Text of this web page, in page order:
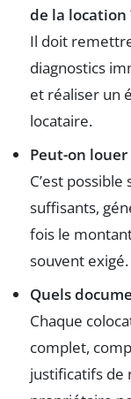
de la location
Il doit
diagnostics
et réaliser un
locataire.
Peut-on
C’est
suffisants,
fois le
souvent exigé.
Quels
Chaque
complet,
justificatifs de